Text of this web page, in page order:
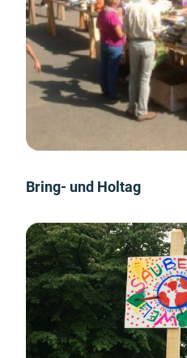
Bring- und Holtag